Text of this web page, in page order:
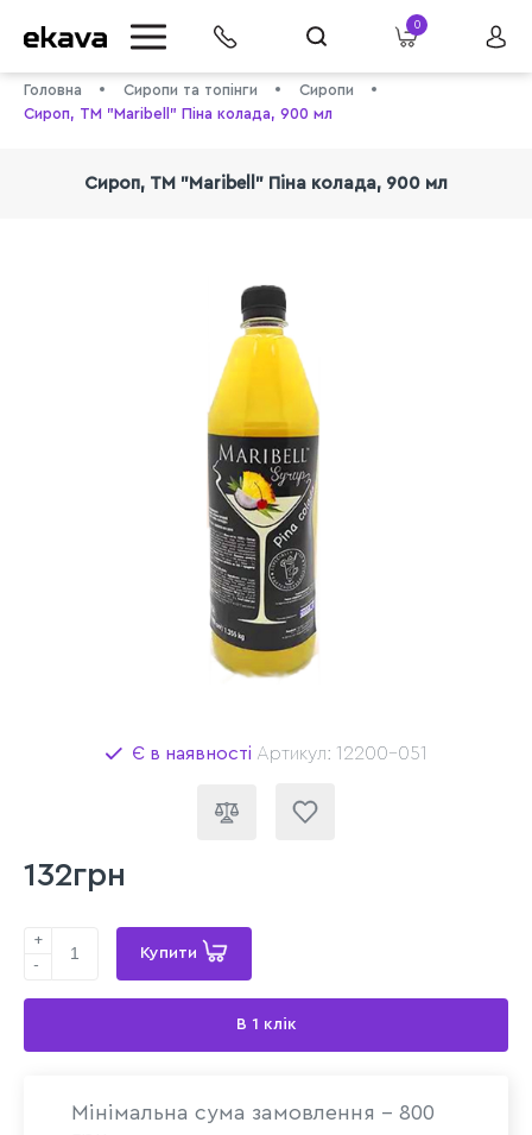
0
Головна Сиропи та топінги
Сиропи
Сироп, ТМ "Maribell" Піна колада, 900 мл
Сироп, ТМ "Maribell" Піна колада, 900 мл
Є в наявності Артикул: 12200-051
132грн
+
-
Купити
В 1 клік
Мінімальна сума замовлення - 800